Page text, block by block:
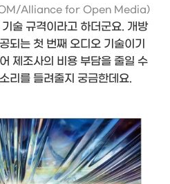
Alliance for Open Media)
술 규격이라고 하더군요. 개방
되는 첫 번째 오디오 기술이기
제조사의 비용 부담을 줄일 수
리를 들려줄지 궁금한데요.